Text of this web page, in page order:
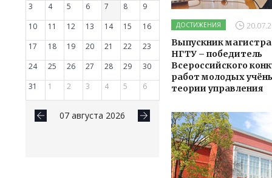
3
4 5 6 7 8
9
10
11 12 13 14 15
16
17
18 19 20 21 22
23
24
25 26 27 28 29
30
31
1 2 3 4 5 6
07 августа 2026
ДОСТИЖЕНИЯ
Выпускник
НГТУ – победитель
Всероссийского
работ молодых
теории управления